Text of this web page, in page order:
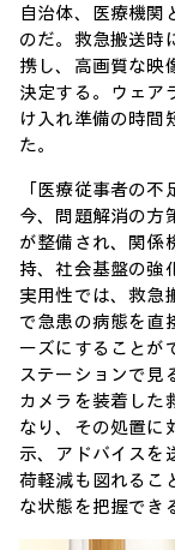
自治体、医療機関
のだ。救急搬送時
携し、高画質な映
決定する。ウェア
け入れ準備の時間
た。
「医療従事者の
今、問題解消の方
が整備され、関係
持、社会基盤の強
実用性では、救急
で急患の病態を直
ーズにすることが
ステーションで見
カメラを装着した
なり、その処置に
示、アドバイスを
荷軽減も図れるこ
な状態を把握でき